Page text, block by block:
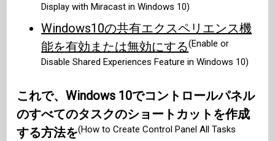
Display with Miracast in Windows 10)
Windows10の共有エクスペリエンス機
能を有効または無効にする(Enable or
Disable Shared Experiences Feature in Windows 10)
これで、Windows 10でコントロールパネル
のすべてのタスクのショートカットを作成
する方法を(How to Create Control Panel All Tasks